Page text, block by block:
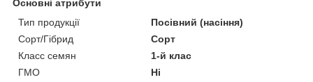
Основні атрибути
Тип продукції
Посівний (насіння)
Сорт/Гібрид
Сорт
Класс семян
1-й клас
ГМО
Ні